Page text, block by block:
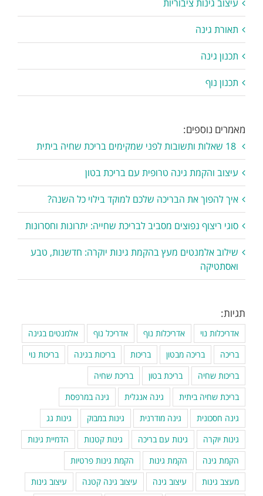
עיצוב גינות ציבוריות
תאורת גינה
תכנון גינה
תכנון נוף
מאמרים נוספים:
עיצוב והקמת גינה טרופית עם בריכת בטון
איך להפוך את הבריכה שלכם למוקד בילוי כל השנה?
סוגי ריצוף נפוצים מסביב לבריכת שחייה: יתרונות וחסרונות
שילוב אלמנטים מעץ בהקמת גינות יוקרה: חדשנות, טבע
ואסתטיקה
תגיות:
אדריכלות נוי אדריכלות נוף אדריכל נוף
אלמנטים בגינה
בריכה
בריכה מבטון בריכות בריכות בגינה
בריכות נוי
בריכות שחיה
בריכת בטון
בריכת שחיה
בריכת שחיה ביתית
גינה אנגלית
גינה במרפסת
גינה חסכונית
גינה מודרנית גינות במבוק
גינות גג
גינות יוקרה
גינות עם בריכה גינות קטנות
הדמיית גינות
הקמת גינה
הקמת גינות
הקמת גינות פרטיות
מעצב גינות
עיצוב גינה עיצוב גינה קטנה
עיצוב גינות